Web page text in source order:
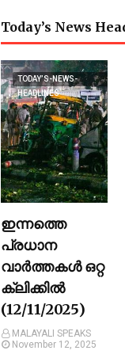
Today’s News
TODAY’S-NEWS-
HEADLINES
ഇന്നത്തെ
പ്രധാന
വാർത്തകൾ ഒറ്റ
ക്ലിക്കിൽ
(12/11/2025)
MALAYALI SPEAKS
November 12, 2025